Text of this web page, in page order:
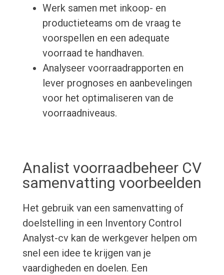
Werk samen met inkoop- en
productieteams om de vraag te
voorspellen en een adequate
voorraad te handhaven.
Analyseer voorraadrapporten en
lever prognoses en aanbevelingen
voor het optimaliseren van de
voorraadniveaus.
Analist voorraadbeheer CV
samenvatting voorbeelden
Het gebruik van een samenvatting of
doelstelling in een Inventory Control
Analyst-cv kan de werkgever helpen om
snel een idee te krijgen van je
vaardigheden en doelen. Een